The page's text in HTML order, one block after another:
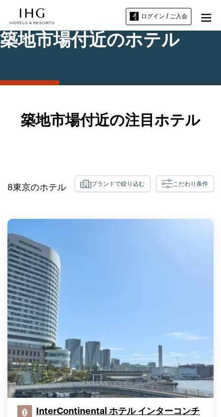
ログイン / ご入会
築地市場付近のホテル
築地市場付近の注目ホテル
8東京のホテル ブランドで絞り込む こだわり条件
InterContinental ホテル インターコンチ